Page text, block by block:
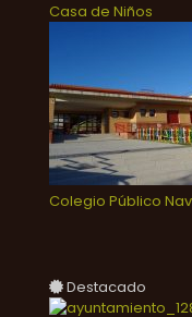
Casa de Niños
Colegio Público
Destacado